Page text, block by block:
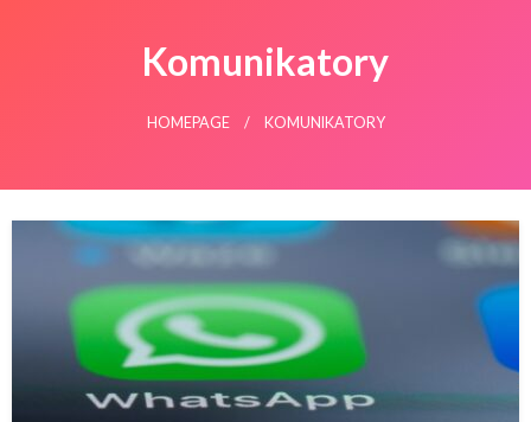
Komunikatory
HOMEPAGE KOMUNIKATORY